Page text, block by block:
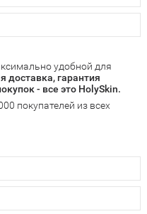
или пункте
ужена
получитьбесплатную
и оплаты в Вашем городе
удобным способом:
Сбербанк) и другими
удобной для
доставка, гарантия
- все это HolySkin.
покупателей из всех
вопросы по работе
рассказать о